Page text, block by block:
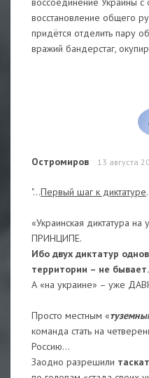
восстановление общего
придётся отделить пару
вражий бандерстаг,
Остромиров 13 августа
"...Первый шаг к диктатуре
«Украинская диктатура
ПРИНЦИПЕ.
Ибо двух диктатур
территории – не бывает.
А «на украине» – уже
Просто местным «
команда стать на
Россию…
Заодно разрешили